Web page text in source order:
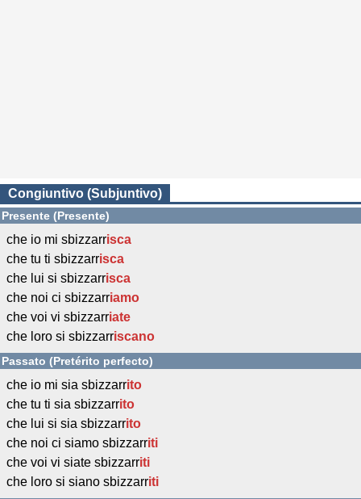
Congiuntivo (Subjuntivo)
Presente (Presente)
che io mi sbizzarrisca
che tu ti sbizzarrisca
che lui si sbizzarrisca
che noi ci sbizzarriamo
che voi vi sbizzarriate
che loro si sbizzarriscano
Passato (Pretérito perfecto)
che io mi sia sbizzarrito
che tu ti sia sbizzarrito
che lui si sia sbizzarrito
che noi ci siamo sbizzarriti
che voi vi siate sbizzarriti
che loro si siano sbizzarriti